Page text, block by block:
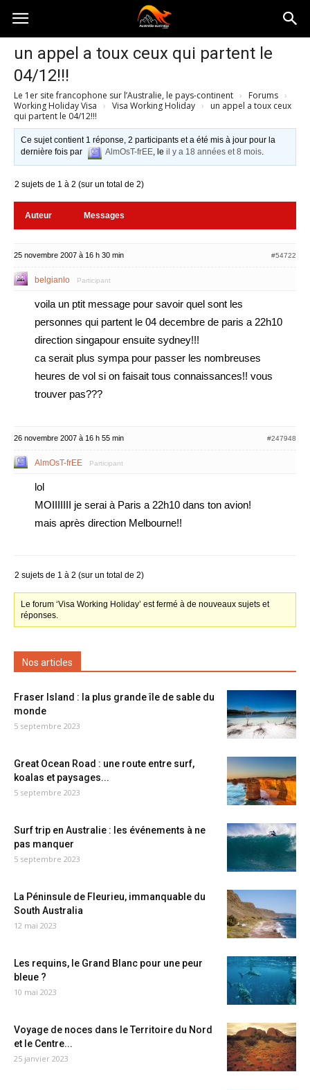
Australia-
australie.com
un appel a toux ceux qui partent le
04/12!!!
Le 1er site francophone sur l’Australie, le pays-continent › Forums ›
Working Holiday Visa › Visa Working Holiday ›
un appel a toux ceux
qui partent le 04/12!!!
Ce sujet contient 1 réponse, 2 participants et a été mis à jour pour la
dernière fois par
AlmOsT-frEE, leil y a 18 années et 8 mois.
2 sujets de 1 à 2 (sur un total de 2)
Auteur Messages
25 novembre 2007 à 16 h 30 min #54722
belgianlo Participant
voila un ptit message pour savoir quel sont les
personnes qui partent le 04 decembre de paris a 22h10
direction singapour ensuite sydney!!!
ca serait plus sympa pour passer les nombreuses
heures de vol si on faisait tous connaissances!! vous
trouver pas???
26 novembre 2007 à 16 h 55 min #247948
AlmOsT-frEE Participant
lol
MOIIIIIII je serai à Paris a 22h10 dans ton avion!
mais après direction Melbourne!!
2 sujets de 1 à 2 (sur un total de 2)
Le forum ‘Visa Working Holiday’ est fermé à de nouveaux sujets et
réponses.
Nos articles
Fraser Island : la plus grande île de sable du
monde
5 septembre 2023
Great Ocean Road : une route entre surf,
koalas et paysages...
5 septembre 2023
Surf trip en Australie : les événements à ne
pas manquer
5 septembre 2023
La Péninsule de Fleurieu, immanquable du
South Australia
12 mai 2023
Les requins, le Grand Blanc pour une peur
bleue ?
10 mai 2023
Voyage de noces dans le Territoire du Nord
et le Centre...
25 janvier 2023